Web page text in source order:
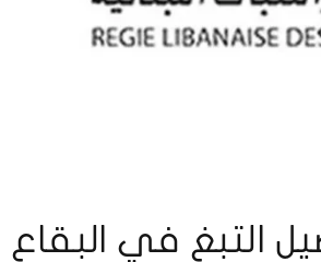
التبغ في البقاع